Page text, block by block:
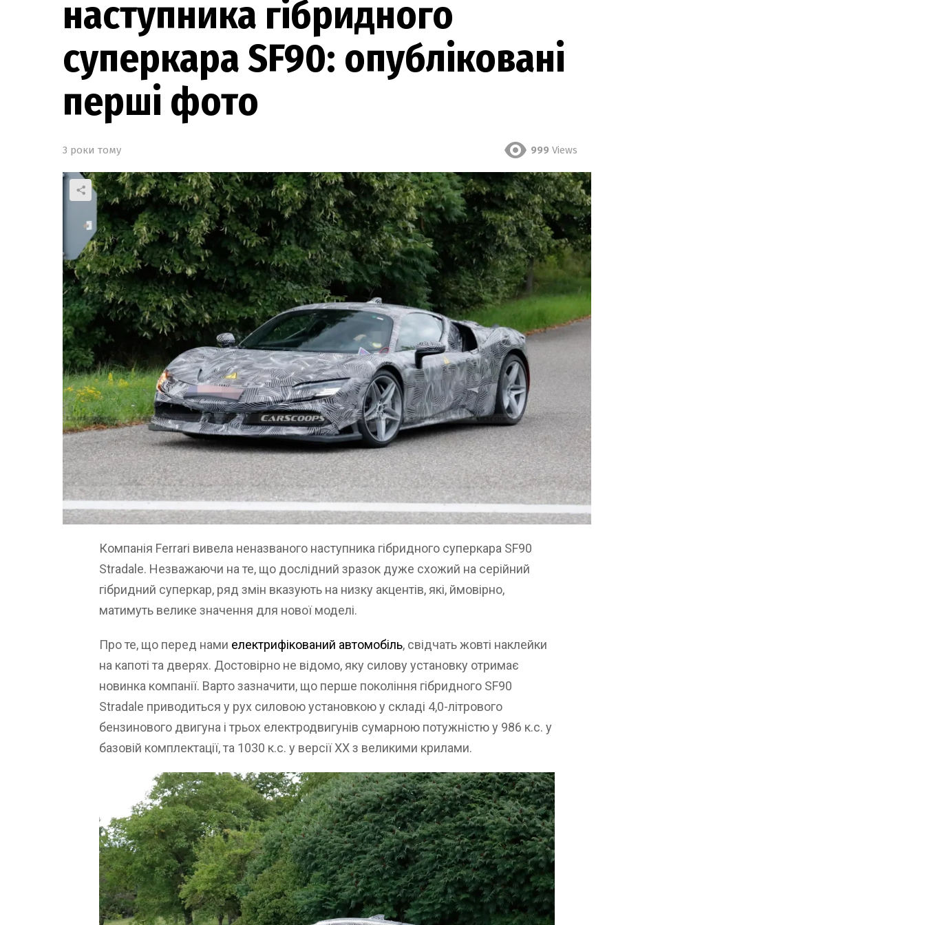
наступника гібридного
суперкара SF90: опубліковані
перші фото
3 роки тому 999 Views
Компанія Ferrari вивела неназваного наступника гібридного суперкара SF90
Stradale. Незважаючи на те, що дослідний зразок дуже схожий на серійний
гібридний суперкар, ряд змін вказують на низку акцентів, які, ймовірно,
матимуть велике значення для нової моделі.
Про те, що перед нами електрифікований автомобіль, свідчать жовті наклейки
на капоті та дверях. Достовірно не відомо, яку силову установку отримає
новинка компанії. Варто зазначити, що перше покоління гібридного SF90
Stradale приводиться у рух силовою установкою у складі 4,0-літрового
бензинового двигуна і трьох електродвигунів сумарною потужністю у 986 к.с. у
базовій комплектації, та 1030 к.с. у версії XX з великими крилами.